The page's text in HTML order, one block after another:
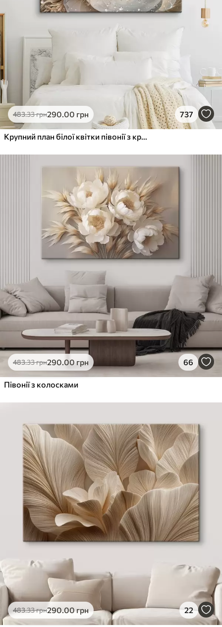
483.33грн290.00 грн 737
Крупний план білої квітки півонії з крапельками води на пелюстках на розмитому фоні
483.33грн290.00 грн 66
Півонії з колосками
483.33грн290.00грн 22